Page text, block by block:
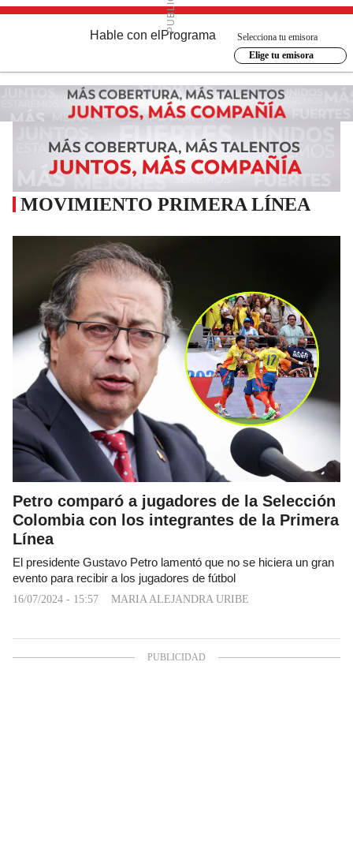
Hable con el Programa
Selecciona tu emisora
Elige tu emisora
MOVIMIENTO PRIMERA LÍNEA
Petro comparó a jugadores de la Selección
Colombia con los integrantes de la Primera
Línea
El presidente Gustavo Petro lamentó que no se hiciera un gran
evento para recibir a los jugadores de fútbol
16/07/2024 - 15:57 MARIA ALEJANDRA URIBE